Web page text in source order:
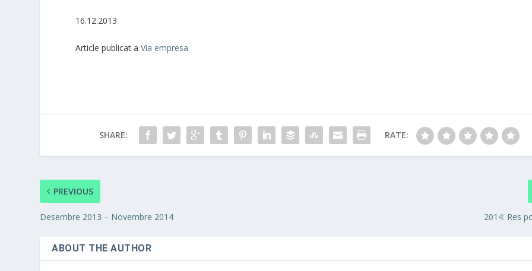
16.12.2013
Article publicat aVia empresa
SHARE: RATE:
PREVIOUS
Desembre 2013 – Novembre 2014 2014: Res
ABOUT THE AUTHOR